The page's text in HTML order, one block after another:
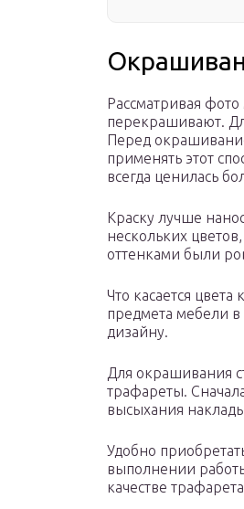
Рассматривая
перекрашивают.
Перед
применять этот
всегда ценилась
Краску лучше
нескольких
оттенками были
Что касается
предмета мебели
дизайну.
Для окрашивания
трафареты.
высыхания
Удобно
выполнении
качестве